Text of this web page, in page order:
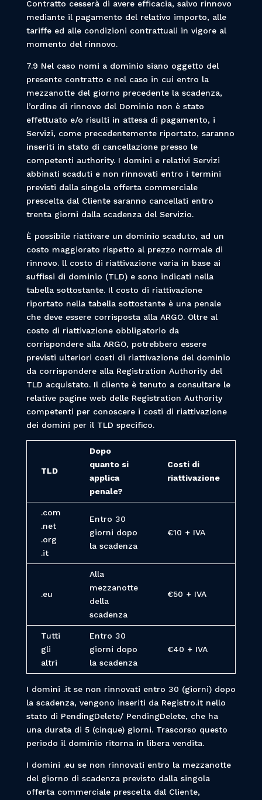
Contratto cesserà di avere efficacia, salvo rinnovo
mediante il pagamento del relativo importo, alle
tariffe ed alle condizioni contrattuali in vigore al
momento del rinnovo.
7.9 Nel caso nomi a dominio siano oggetto del
presente contratto e nel caso in cui entro la
mezzanotte del giorno precedente la scadenza,
l’ordine di rinnovo del Dominio non è stato
effettuato e/o risulti in attesa di pagamento, i
Servizi, come precedentemente riportato, saranno
inseriti in stato di cancellazione presso le
competenti authority. I domini e relativi Servizi
abbinati scaduti e non rinnovati entro i termini
previsti dalla singola offerta commerciale
prescelta dal Cliente saranno cancellati entro
trenta giorni dalla scadenza del Servizio.
È possibile riattivare un dominio scaduto, ad un
costo maggiorato rispetto al prezzo normale di
rinnovo. ll costo di riattivazione varia in base ai
suffissi di dominio (TLD) e sono indicati nella
tabella sottostante. Il costo di riattivazione
riportato nella tabella sottostante è una penale
che deve essere corrisposta alla ARGO. Oltre al
costo di riattivazione obbligatorio da
corrispondere alla ARGO, potrebbero essere
previsti ulteriori costi di riattivazione del dominio
da corrispondere alla Registration Authority del
TLD acquistato. Il cliente è tenuto a consultare le
relative pagine web delle Registration Authority
competenti per conoscere i costi di riattivazione
dei domini per il TLD specifico.
TLD
Dopo
quanto si
applica
penale?
Costi di
riattivazione
.com
.net
.org
.it
Entro 30
giorni dopo
la scadenza
€10 + IVA
.eu
Alla
mezzanotte
della
scadenza
€50 + IVA
Tutti
gli
altri
Entro 30
giorni dopo
la scadenza
€40 + IVA
I domini .it se non rinnovati entro 30 (giorni) dopo
la scadenza, vengono inseriti da Registro.it nello
stato di PendingDelete/ PendingDelete, che ha
una durata di 5 (cinque) giorni. Trascorso questo
periodo il dominio ritorna in libera vendita.
I domini .eu se non rinnovati entro la mezzanotte
del giorno di scadenza previsto dalla singola
offerta commerciale prescelta dal Cliente,